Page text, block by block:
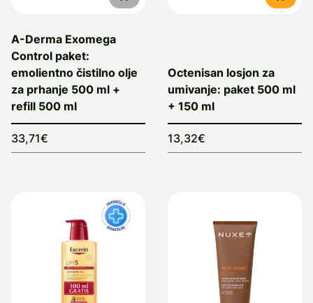
A-Derma Exomega
Control paket:
emolientno čistilno olje
za prhanje 500 ml +
refill 500 ml
33,71€
Octenisan losjon za
umivanje: paket 500 ml
+ 150 ml
13,32€